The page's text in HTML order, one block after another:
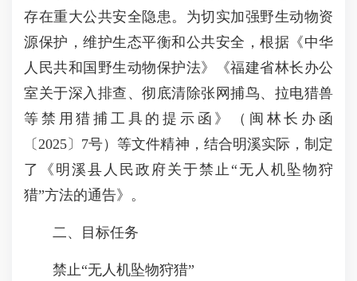
存在重大公共安全隐患。为切实加强野生动物资
源保护，维护生态平衡和公共安全，根据《中华
人民共和国野生动物保护法》《福建省林长办公
室关于深入排查、彻底清除张网捕鸟、拉电猎兽
等禁用猎捕工具的提示函》（闽林长办函
〔2025〕7号）等文件精神，结合明溪实际，制定
了《明溪县人民政府关于禁止“无人机坠物狩
猎”方法的通告》。
二、目标任务
禁止“无人机坠物狩猎”